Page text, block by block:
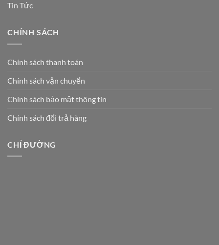
Tin Tức
CHÍNH SÁCH
Chính sách thanh toán
Chính sách vận chuyển
Chính sách bảo mật thông tin
Chính sách đổi trả hàng
CHỈ ĐƯỜNG